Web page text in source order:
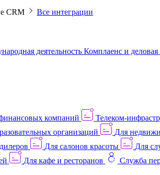
CRM Все интеграции
деятельность Комплаенс и деловая
компаний Телеком-
организаций Для
Для салонов красоты Для
Для кафе и ресторанов
Служба